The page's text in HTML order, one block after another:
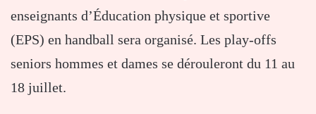
enseignants d’Éducation physique et sportive
(EPS) en handball sera organisé. Les play-offs
seniors hommes et dames se dérouleront du 11 au
18 juillet.